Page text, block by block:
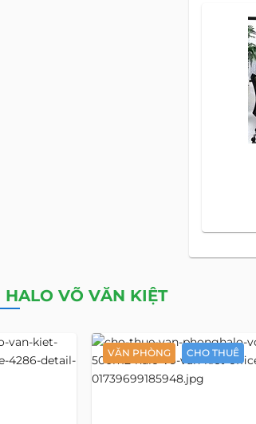
HALO VÕ VĂN KIỆT
VĂN PHÒNG CHO THUÊ